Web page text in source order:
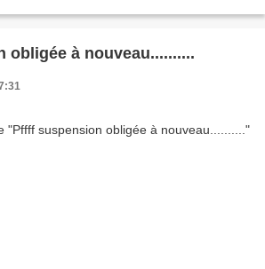
obligée à nouveau..........